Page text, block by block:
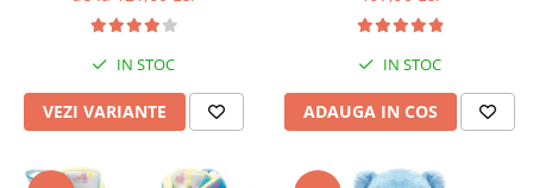
IN STOC
VEZI VARIANTE
IN STOC
ADAUGA IN COS